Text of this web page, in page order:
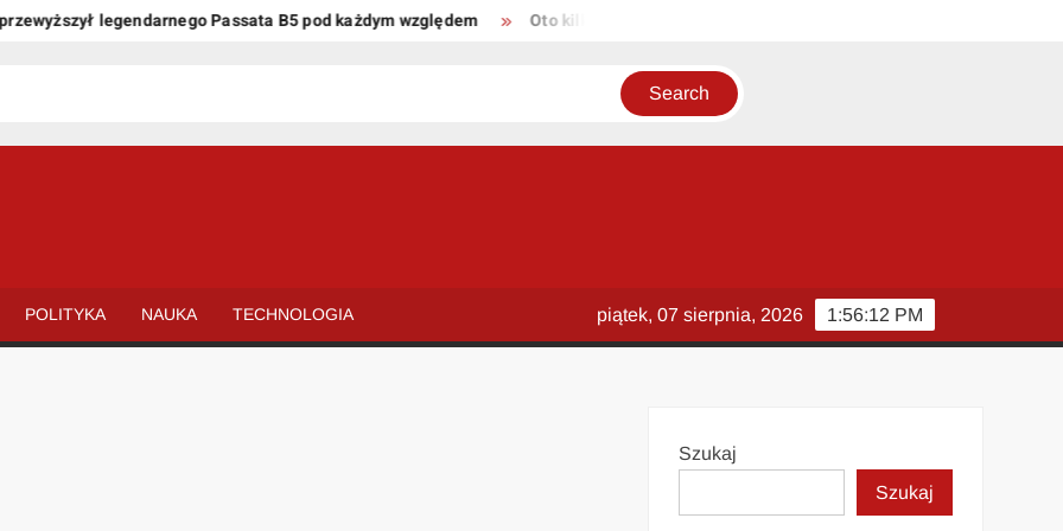
legendarnego Passata B5 pod każdym względem Oto kilka propozycji unikalnych tytułów zachowujących sens
POLITYKA NAUKA TECHNOLOGIA 1:56:13 PM
piątek, 07 sierpnia, 2026
Szukaj
Szukaj